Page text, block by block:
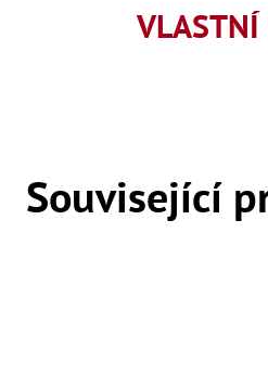
Související